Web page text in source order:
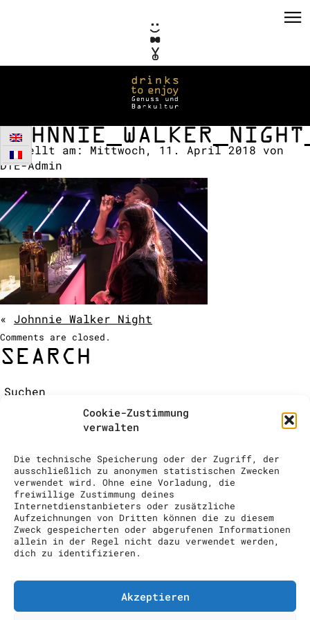
Cookie-Zustimmung
verwalten
Die technische Speicherung oder der Zugriff, der
ausschließlich zu anonymen statistischen Zwecken
verwendet wird. Ohne eine Vorladung, die
freiwillige Zustimmung deines
Internetdienstanbieters oder zusätzliche
Aufzeichnungen von Dritten können die zu diesem
Zweck gespeicherten oder abgerufenen Informationen
allein in der Regel nicht dazu verwendet werden,
dich zu identifizieren.
Akzeptieren
CORPORATE EVENTS
KONZEPTE / CONSULTING
REFERENZEN
VERMIETUNG
TEAM / KONTAKT
COCKTAIL SHOW
ANFRAGE
Erstellt am: Mittwoch, 11. April 2018 von
DTE-Admin
« Johnnie Walker Night
Comments are closed.
SEARCH
RECENT COMMENTS
ARCHIVES
CATEGORIES
Keine Kategorien
META
Anmelden
Eintrags-Feed
Kommentar-Feed
WordPress.org
74 10
Impressum Datenschutzerklärung